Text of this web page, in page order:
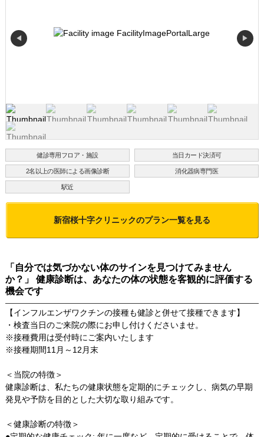
◀ ▶
健診専用フロア・施設 当日カード決済可
2名以上の医師による画像診断 消化器病専門医
駅近
新宿桜十字クリニックのプラン一覧を見る
「自分では気づかない体のサインを見つけてみません
か？」 健康診断は、あなたの体の状態を客観的に評価する
機会です
【インフルエンザワクチンの接種も健診と併せて接種できます】
・検査当日のご来院の際にお申し付けくださいませ。
※接種費用は受付時にご案内いたします
※接種期間11月～12月末
＜当院の特徴＞
健康診断は、私たちの健康状態を定期的にチェックし、病気の早期
発見や予防を目的とした大切な取り組みです。
＜健康診断の特徴＞